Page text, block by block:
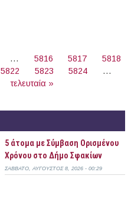
… 5816 5817
5818
5822 5823 5824
…
τελευταία »
5 άτομα με Σύμβαση Ορισμένου
Χρόνου στο Δήμο Σφακίων
ΣΆΒΒΑΤΟ, ΑΎΓΟΥΣΤΟΣ 8, 2026 - 00:29